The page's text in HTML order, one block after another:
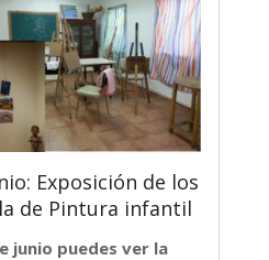
Exposición de los
de Pintura infantil
junio puedes ver la